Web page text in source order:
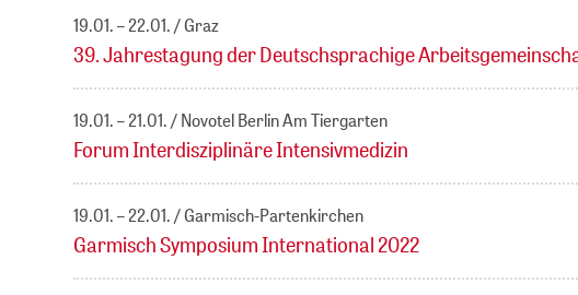
19.01. – 22.01. Graz
39. Jahrestagung der Deutschsprachige
19.01. – 21.01. Novotel Berlin Am Tiergarten
Forum Interdisziplinäre Intensivmedizin
19.01. – 22.01. Garmisch-Partenkirchen
Garmisch Symposium International 2022